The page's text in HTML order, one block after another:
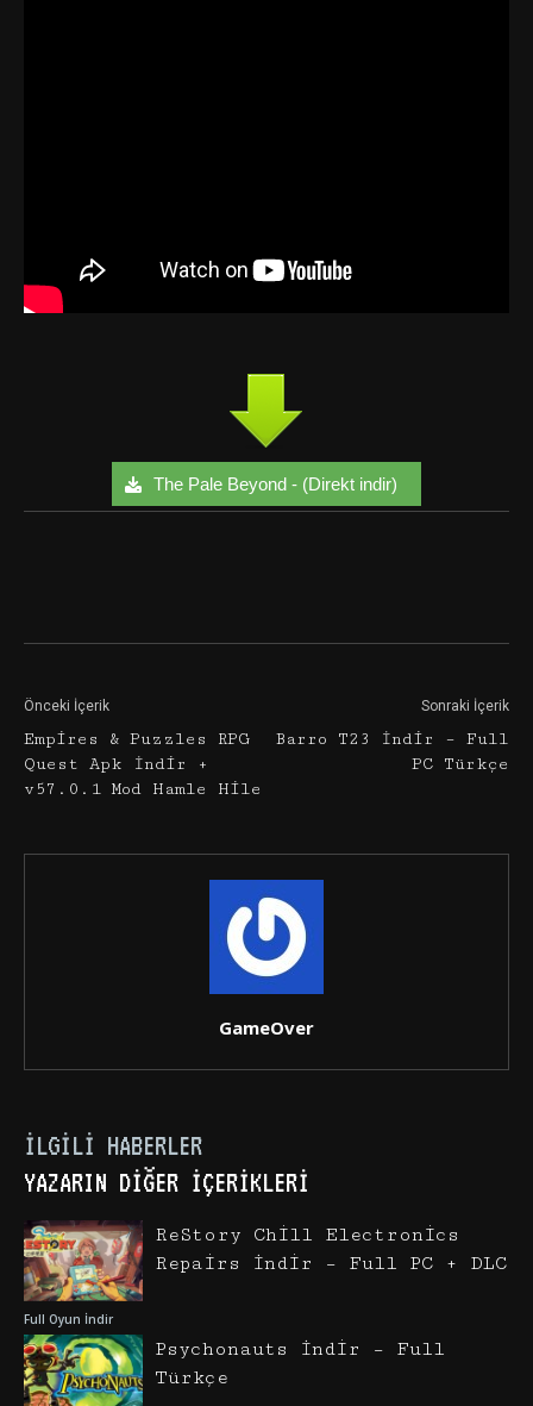
The Pale Beyond - (Direkt indir)
Önceki İçerik
Empires & Puzzles RPG
Quest Apk İndir +
v57.0.1 Mod Hamle Hile
Sonraki İçerik
Barro T23 İndir – Full
PC Türkçe
GameOver
İLGILI HABERLER
YAZARIN DIĞER İÇERIKLERI
Full Oyun İndir
ReStory Chill Electronics
Repairs İndir – Full PC + DLC
Psychonauts İndir – Full
Türkçe